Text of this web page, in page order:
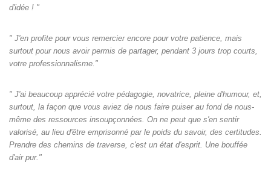
d'idée ! "
" J'en profite pour vous remercier encore pour votre patience, mais
surtout pour nous avoir permis de partager, pendant 3 jours trop courts,
votre professionnalisme."
" J'ai beaucoup apprécié votre pédagogie, novatrice, pleine d'humour, et,
surtout, la façon que vous aviez de nous faire puiser au fond de nous-
même des ressources insoupçonnées. On ne peut que s'en sentir
valorisé, au lieu d'être emprisonné par le poids du savoir, des certitudes.
Prendre des chemins de traverse, c'est un état d'esprit. Une bouffée
d'air pur."